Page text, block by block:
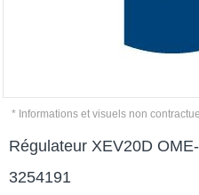
* Informations et visuels non
Régulateur XEV20D
3254191